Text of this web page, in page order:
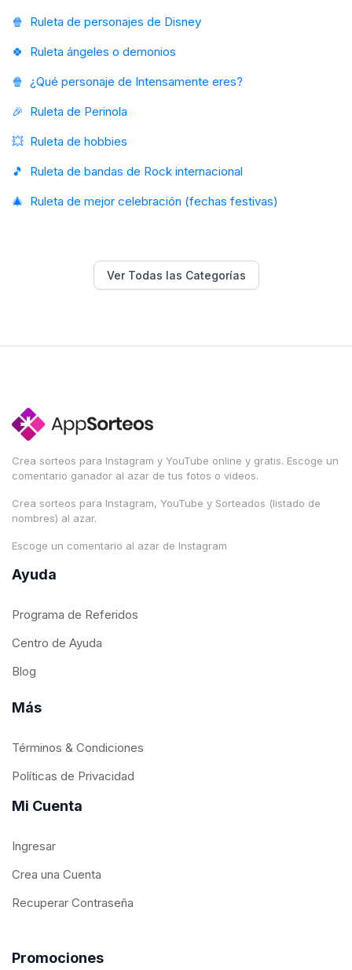
🍿 Ruleta de personajes de Disney
🍀 Ruleta ángeles o demonios
🍿 ¿Qué personaje de Intensamente eres?
🎉 Ruleta de Perinola
💥 Ruleta de hobbies
🎵
Ruleta de bandas de Rock internacional
🎄 Ruleta de mejor celebración (fechas festivas)
Ver Todas las Categorías
Crea sorteos para Instagram y YouTube online y gratis. Escoge un
comentario ganador al azar de tus fotos o videos.
Crea sorteos para Instagram, YouTube y Sorteados (listado de
nombres) al azar.
Escoge un comentario al azar de Instagram
Ayuda
Programa de Referidos
Centro de Ayuda
Blog
Más
Términos & Condiciones
Políticas de Privacidad
Mi Cuenta
Ingresar
Crea una Cuenta
Recuperar Contraseña
Promociones